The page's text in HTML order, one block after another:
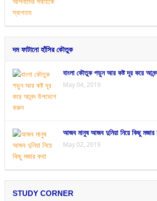
দম ফাটানো হাঁসির কৌতুক
বাংলা কৌতুক পড়ুন আর কষ্ট দূর করে
May 04, 2019
আজব মানুষ আজব দুনিয়া নিয়ে কিছু মজার
May 02, 2019
STUDY CORNER